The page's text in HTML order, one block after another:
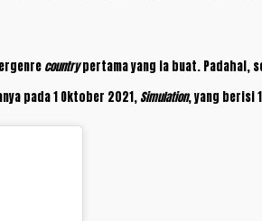
countrypertama yang ia buat. Padahal,
pada 1 Oktober 2021, Simulation, yang berisi